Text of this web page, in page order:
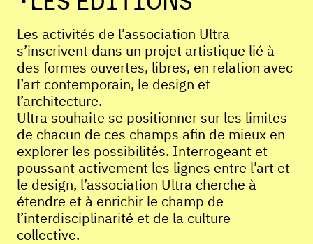
Les activités de l’association Ultra
s’inscrivent dans un projet artistique lié à
des formes ouvertes, libres, en relation avec
l’art contemporain, le design et
l’architecture.
Ultra souhaite se positionner sur les limites
de chacun de ces champs afin de mieux en
explorer les possibilités. Interrogeant et
poussant activement les lignes entre l’art et
le design, l’association Ultra cherche à
étendre et à enrichir le champ de
l’interdisciplinarité et de la culture
collective.